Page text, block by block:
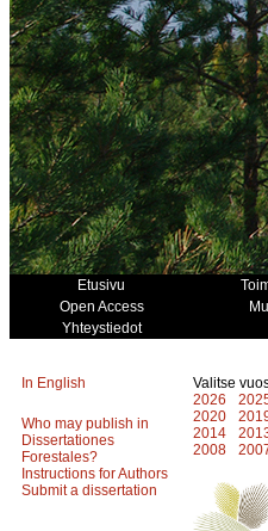
Etusivu
Open Access
Yhteystiedot
In English
Who may publish in
Dissertationes
Forestales?
Instructions for Authors
Submit a dissertation
Valitse
2026
2020
2014
2008